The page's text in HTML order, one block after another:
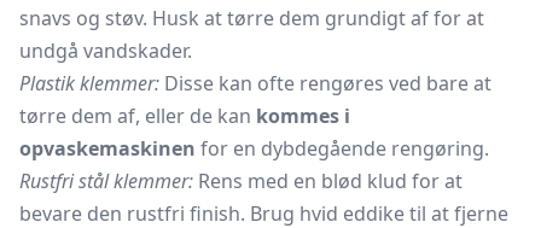
snavs og støv. Husk at tørre dem grundigt af for at
undgå vandskader.
Plastik klemmer: Disse kan ofte rengøres ved bare at
tørre dem af, eller de kan kommes i
opvaskemaskinen for en dybdegående rengøring.
Rustfri stål klemmer: Rens med en blød klud for at
bevare den rustfri finish. Brug hvid eddike til at fjerne